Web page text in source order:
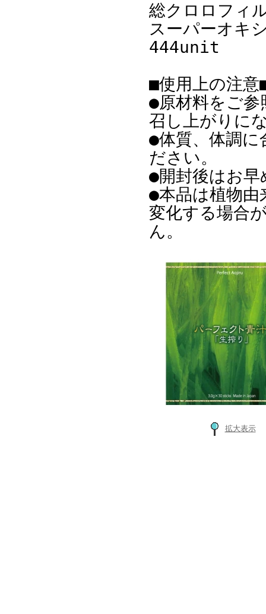
総クロロフィ
スーパーオキ
444unit
■使用上の注意
●原材料をご
召し上がりに
●体質、体調に
ださい。
●開封後はお
●本品は植物由
変化する場合
ん。
拡大表示